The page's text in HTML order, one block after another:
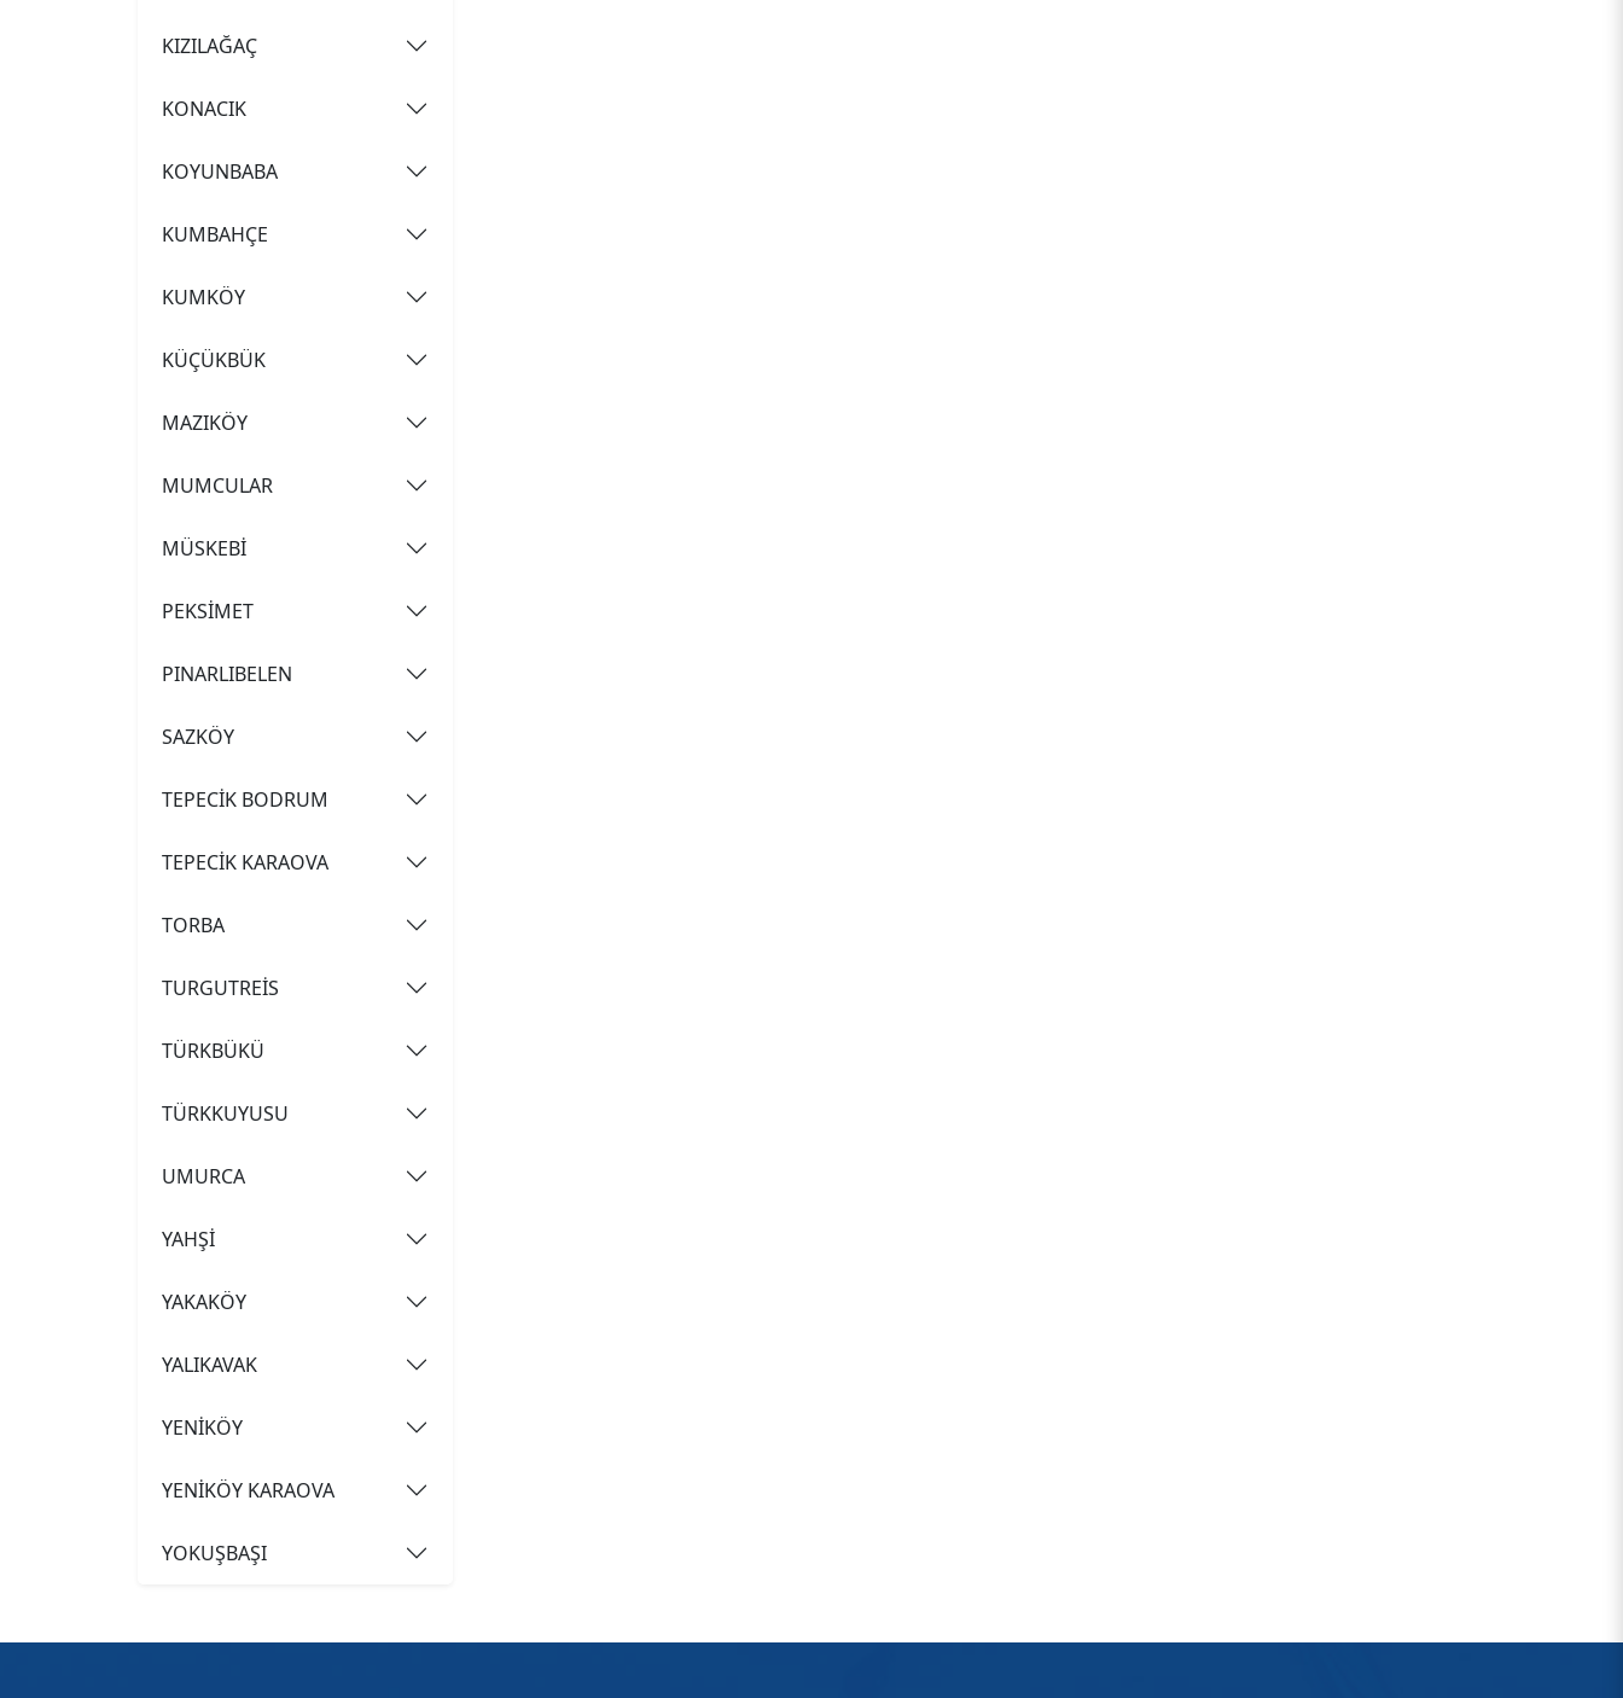
KIZILAĞAÇ
KONACIK
KOYUNBABA
KUMBAHÇE
KUMKÖY
KÜÇÜKBÜK
MAZIKÖY
MUMCULAR
MÜSKEBİ
PEKSİMET
PINARLIBELEN
SAZKÖY
TEPECİK BODRUM
TEPECİK KARAOVA
TORBA
TURGUTREİS
TÜRKBÜKÜ
TÜRKKUYUSU
UMURCA
YAHŞİ
YAKAKÖY
YALIKAVAK
YENİKÖY
YENİKÖY KARAOVA
YOKUŞBAŞI